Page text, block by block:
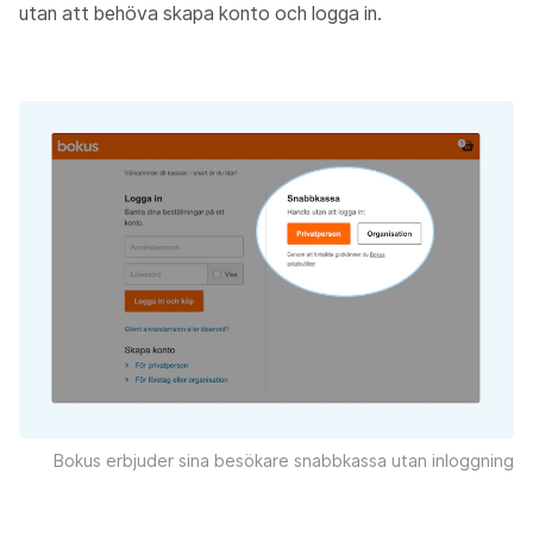
utan att behöva skapa konto och logga in.
Bokus erbjuder sina besökare snabbkassa utan inloggning